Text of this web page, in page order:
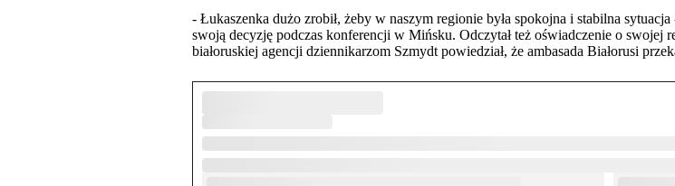
- Łukaszenka dużo zrobił, żeby w naszym regionie była spokojna i stabilna
swoją decyzję podczas konferencji w Mińsku. Odczytał też oświadczenie o
białoruskiej agencji dziennikarzom Szmydt powiedział, że ambasada Białorusi